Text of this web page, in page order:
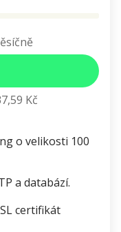
Kč
o velikosti 100
a databází.
certifikát